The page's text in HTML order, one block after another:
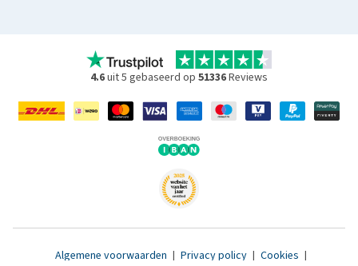
4.6uit 5 gebaseerd op 51336Reviews
Algemene voorwaarden | Privacy policy | Cookies |